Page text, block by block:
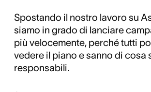
Spostando il nostro lavoro su
siamo in grado di lanciare
più velocemente, perché tutti
vedere il piano e sanno di cosa
responsabili.